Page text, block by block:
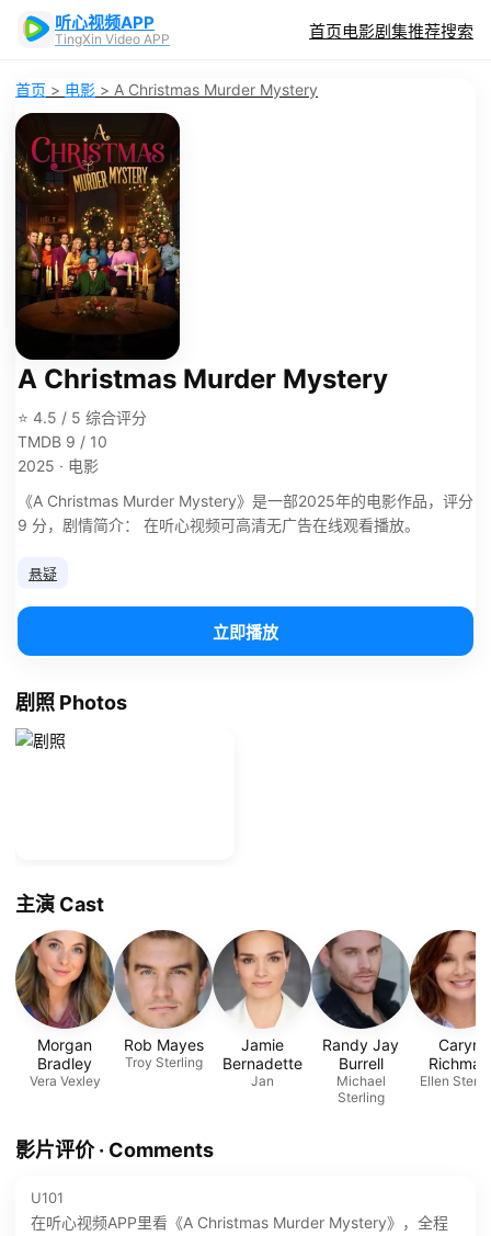
听心视频APP
TingXin Video APP 首页电影剧集推荐搜索
首页 > 电影 > A Christmas Murder Mystery
A Christmas Murder Mystery
⭐ 4.5 / 5 综合评分
TMDB 9 / 10
2025 · 电影
《A Christmas Murder Mystery》是一部2025年的电影作品，评分
9 分，剧情简介： 在听心视频可高清无广告在线观看播放。
悬疑
立即播放
剧照 Photos
主演 Cast
Morgan
Bradley
Vera Vexley
Rob Mayes
Troy Sterling
Jamie
Bernadette
Jan
Randy Jay
Burrell
Michael
Sterling
Caryn
Richman
Ellen
影片评价 · Comments
U101
在听心视频APP里看《A Christmas Murder Mystery》，全程